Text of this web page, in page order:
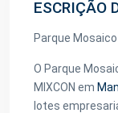
ESCRIÇÃO
Parque
O Parque
MIXCON em
lotes